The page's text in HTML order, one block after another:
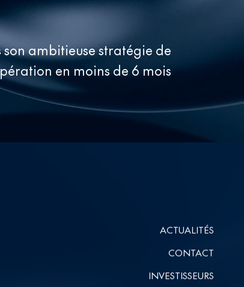
ambitieuse stratégie de
en moins de 6 mois
ACTUALITÉS
CONTACT
INVESTISSEURS